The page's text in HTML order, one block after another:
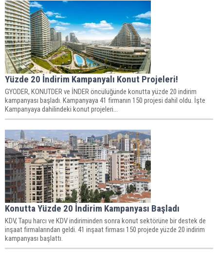
Yüzde 20 İndirim Kampanyalı Konut Projeleri!
GYODER, KONUTDER ve İNDER öncülüğünde konutta yüzde 20 indirim
kampanyası başladı. Kampanyaya 41 firmanın 150 projesi dahil oldu. İşte
Kampanyaya dahilindeki konut projeleri...
Konutta Yüzde 20 İndirim Kampanyası Başladı
KDV, Tapu harcı ve KDV indiriminden sonra konut sektörüne bir destek de
inşaat firmalarından geldi. 41 inşaat firması 150 projede yüzde 20 indirim
kampanyası başlattı.